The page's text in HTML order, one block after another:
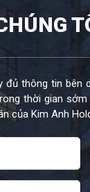
đủ thông tin
thời gian
của Kim Anh